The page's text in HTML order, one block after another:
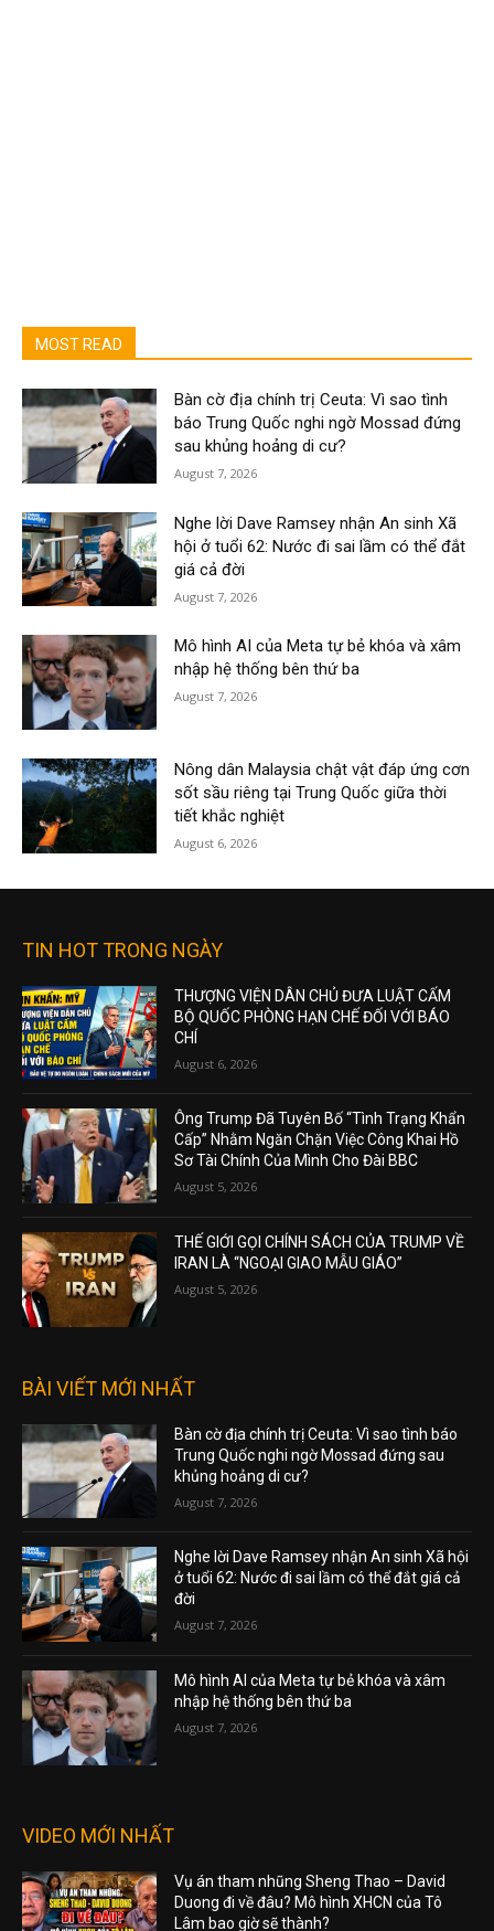
MOST READ
Bàn cờ địa chính trị Ceuta: Vì sao tình
báo Trung Quốc nghi ngờ Mossad đứng
sau khủng hoảng di cư?
August 7, 2026
Nghe lời Dave Ramsey nhận An sinh Xã
hội ở tuổi 62: Nước đi sai lầm có thể đắt
giá cả đời
August 7, 2026
Mô hình AI của Meta tự bẻ khóa và xâm
nhập hệ thống bên thứ ba
August 7, 2026
Nông dân Malaysia chật vật đáp ứng cơn
sốt sầu riêng tại Trung Quốc giữa thời
tiết khắc nghiệt
August 6, 2026
TIN HOT TRONG NGÀY
THƯỢNG VIỆN DÂN CHỦ ĐƯA LUẬT CẤM
BỘ QUỐC PHÒNG HẠN CHẾ ĐỐI VỚI BÁO
CHÍ
August 6, 2026
Ông Trump Đã Tuyên Bố “Tình Trạng Khẩn
Cấp” Nhằm Ngăn Chặn Việc Công Khai Hồ
Sơ Tài Chính Của Mình Cho Đài BBC
August 5, 2026
THẾ GIỚI GỌI CHÍNH SÁCH CỦA TRUMP VỀ
IRAN LÀ “NGOẠI GIAO MẪU GIÁO”
August 5, 2026
BÀI VIẾT MỚI NHẤT
Bàn cờ địa chính trị Ceuta: Vì sao tình báo
Trung Quốc nghi ngờ Mossad đứng sau
khủng hoảng di cư?
August 7, 2026
Nghe lời Dave Ramsey nhận An sinh Xã hội
ở tuổi 62: Nước đi sai lầm có thể đắt giá cả
đời
August 7, 2026
Mô hình AI của Meta tự bẻ khóa và xâm
nhập hệ thống bên thứ ba
August 7, 2026
VIDEO MỚI NHẤT
Vụ án tham nhũng Sheng Thao – David
Duong đi về đâu? Mô hình XHCN của Tô
Lâm bao giờ sẽ thành?